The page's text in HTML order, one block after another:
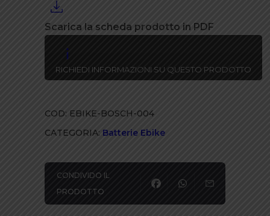
36v/17ah
line
quantità
Scarica la scheda prodotto in PDF
RICHIEDI INFORMAZIONI SU QUESTO PRODOTTO
COD: EBIKE-BOSCH-004
CATEGORIA: Batterie Ebike
CONDIVIDO IL
PRODOTTO